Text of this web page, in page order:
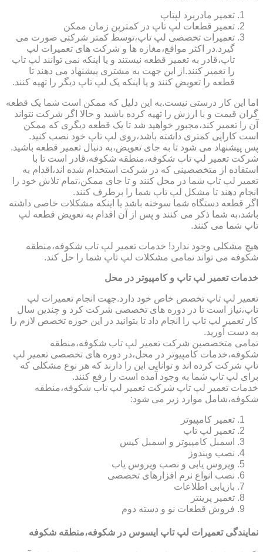
تعمیر مادربرد لپتاپ
تعمیر قطعات لپ تاپ در کمترین زمان ممکن
تعمیرات تخصصی لپ تاپ،توسط کمتر شرکتی صورت می
گیرد.در اکثر مواقع،مغازه ها و شرکت های تعمیرات لپ
تاپ،قادر به تعمیر قطعه نیستند و یا اینکه نمی توانند لپ تاپ
را تعمیر کنند.از این جهت به مشتری پیشنهاد می دهند تا
قطعه را تعویض کنند و یا اینکه یک لپ تاپ دیگر را تهیه کنند.
اما این کار درستی نیست.به این دلیل که ممکن است شما یک قطعه
گران قیمت و با ارزش را تهیه کرده باشید و حالا اگر شرکت نتواند
آن را تعمیر کند،مجبور خواهید شد تا یک قطعه دیگری که ممکن
است کارایی کمتری داشته باشد،روی لپ تاپ خود نصب کنید.
پس پیشنهاد می شود تا به جای تعویض،به دنبال تعمیر قطعه باشید.
شرکت تعمیر لپ تاب شکوفه،منطقه شکوفه،قادر است تا با
استفاده از متخصصینی که در شرکت استخدام شده اند،اقدام به
تعمیر لپ تاپ شما در محل کنند و تا جای ممکن،تمام تلاش خود را
انجام دهند تا مشکل لپ تاپ شما را برطرف کنند.
اگر قطعه دستگاه شما سوخته باشد یا اینکه مشکلات خاصی داشته
باشد،به شما ذکر می کنند و پس از آن اقدام به تعویض قطعه لپ
تاپ شما می کنند.
هیچ مشکلی وجود ندارد! خدمات تعمیر لپ تاب شکوفه،منطقه
شکوفه می تواند تمامی مشکلات لپ تاپ شما را حل کند.
خدمات تعمیر لپ تاپ و کامپیوتر در محل
تعمیر لپ تاپ تخصص خاص خود دارد.جهت انجام تعمیرات لپ
تاپ،نیاز است تا در دوره های تخصصی شرکت کرد و چندین سال
کار تعمیر لپ تاپ را انجام داد تا بتوانید در این حوزه تخصص لازم را
به دست آورید.
تمامی متخصصین شرکت تعمیر لپ تاب شکوفه،منطقه
شکوفه،خدمات کامپیوتر در محل،در دوره های تخصصی تعمیر لپ
تاپ شرکت کرده اند و توانایی این را دارند که هر نوع مشکلی که
برای لپ تاپ شما به وجود آمده است را رفع کنند.
خدمات تعمیر لپ تاپ شرکت تعمیر لپ تاب شکوفه،منطقه
شکوفه،شامل موارد زیر می شود:
تعمیر کامپیوتر
تعمیر لپ تاپ
اسمبل کامپیوتر و اسمبل کیس
نصب ویندوز
ویروس یابی و نصب ویروس یاب
نصب انواع نرم افزارهای تخصصی
بازیابی اطلاعات
تعمیر پرینتر
فروش قطعات نو و دسته دوم
نمایندگی تعمیرات لپ تاپ ایسوس در شکوفه،منطقه شکوفه